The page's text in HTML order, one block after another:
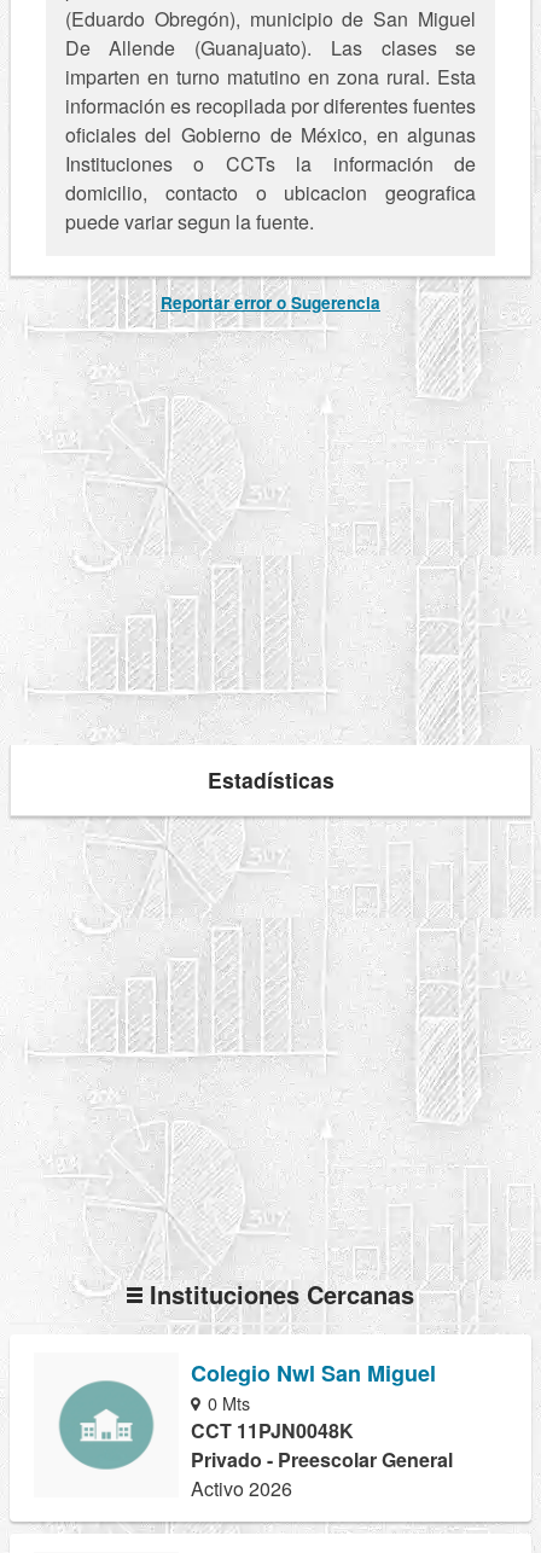
(Eduardo Obregón), municipio de San Miguel
De Allende (Guanajuato). Las clases se
imparten en turno matutino en zona rural. Esta
información es recopilada por diferentes fuentes
oficiales del Gobierno de México, en algunas
Instituciones o CCTs la información de
domicilio, contacto o ubicacion geografica
puede variar segun la fuente.
Reportar error o Sugerencia
Estadísticas
Instituciones Cercanas
Colegio Nwl San Miguel
0 Mts
CCT 11PJN0048K
Privado - Preescolar General
Activo 2026